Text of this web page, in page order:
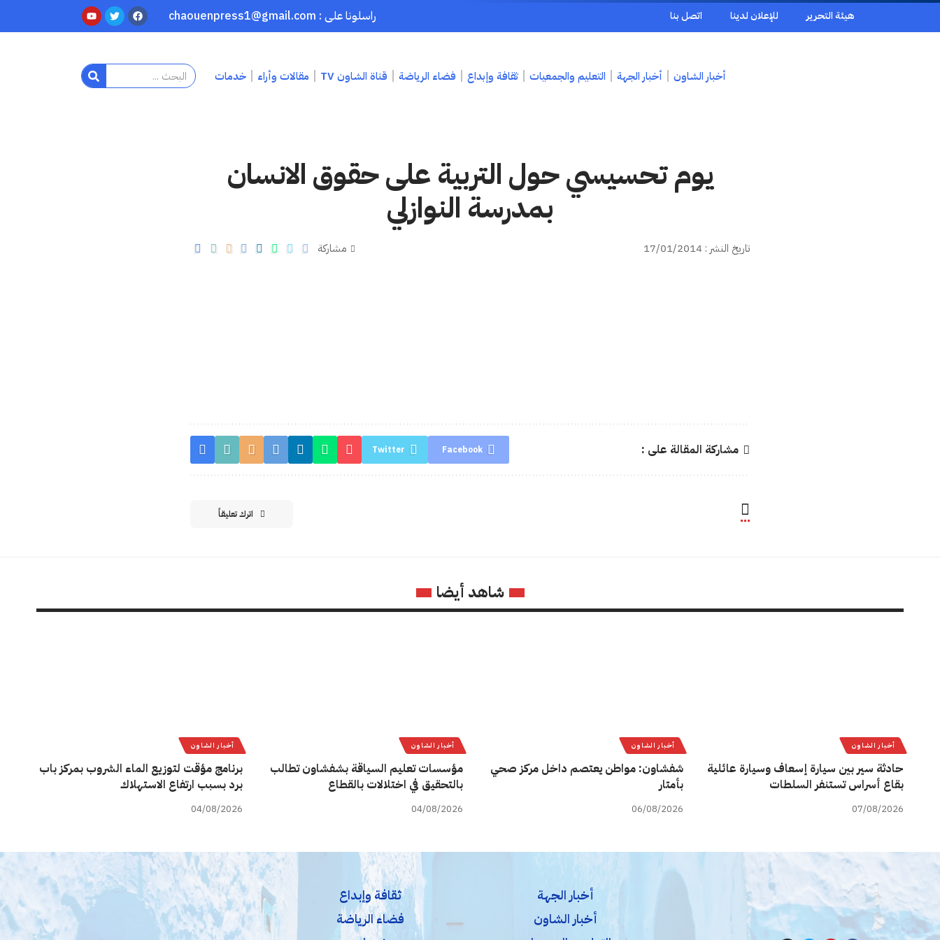
هيئة التحرير للإعلان لدينا اتصل بنا راسلونا على : chaouenpress1@gmail.com
أخبار الشاون أخبار الجهة التعليم والجمعيات ثقافة وإبداع فضاء الرياضة قناة الشاون TV مقالات وأراء خدمات
يوم تحسيسي حول التربية على حقوق الانسان
بمدرسة النوازلي
تاريخ النشر : 17/01/2014 مشاركة
مشاركة المقالة على : Facebook
Twitter
اترك تعليقاً
شاهد أيضا
أخبار الشاون
حادثة سير بين سيارة إسعاف وسيارة عائلية
بقاع أسراس تستنفر السلطات
07/08/2026
أخبار الشاون
شفشاون: مواطن يعتصم داخل مركز صحي
بأمتار
06/08/2026
أخبار الشاون
مؤسسات تعليم السياقة بشفشاون تطالب
بالتحقيق في اختلالات بالقطاع
04/08/2026
أخبار الشاون
برنامج مؤقت لتوزيع الماء الشروب بمركز باب
برد بسبب ارتفاع الاستهلاك
04/08/2026
أخبار الجهة
أخبار الشاون
ثقافة وإبداع
فضاء الرياضة